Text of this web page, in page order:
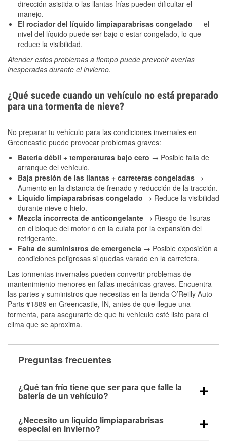
dirección asistida o las llantas frías pueden dificultar el
manejo.
El rociador del líquido limpiaparabrisas congelado — el
nivel del líquido puede ser bajo o estar congelado, lo que
reduce la visibilidad.
Atender estos problemas a tiempo puede prevenir averías
inesperadas durante el invierno.
¿Qué sucede cuando un vehículo no está preparado
para una tormenta de nieve?
No preparar tu vehículo para las condiciones invernales en
Greencastle puede provocar problemas graves:
Batería débil + temperaturas bajo cero → Posible falla de
arranque del vehículo.
Baja presión de las llantas + carreteras congeladas →
Aumento en la distancia de frenado y reducción de la tracción.
Líquido limpiaparabrisas congelado → Reduce la visibilidad
durante nieve o hielo.
Mezcla incorrecta de anticongelante → Riesgo de fisuras
en el bloque del motor o en la culata por la expansión del
refrigerante.
Falta de suministros de emergencia → Posible exposición a
condiciones peligrosas si quedas varado en la carretera.
Las tormentas invernales pueden convertir problemas de
mantenimiento menores en fallas mecánicas graves. Encuentra
las partes y suministros que necesitas en la tienda O’Reilly Auto
Parts #1889 en Greencastle, IN, antes de que llegue una
tormenta, para asegurarte de que tu vehículo esté listo para el
clima que se aproxima.
Preguntas frecuentes
¿Qué tan frío tiene que ser para que falle la
batería de un vehículo?
debajo de los 32 °F y puede perder hasta la mitad de
su potencia de arranque cerca de los 0 °F, lo que
¿Necesito un líquido limpiaparabrisas
especial en invierno?